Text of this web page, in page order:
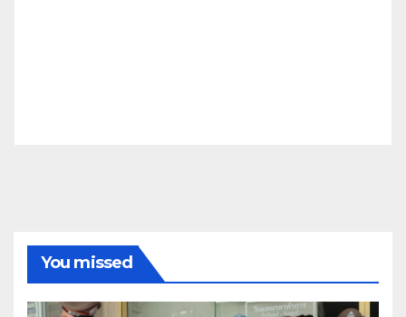
You missed